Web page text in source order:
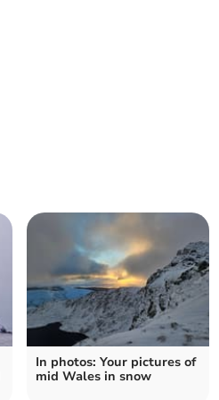
In photos: Your pictures of
mid Wales in snow